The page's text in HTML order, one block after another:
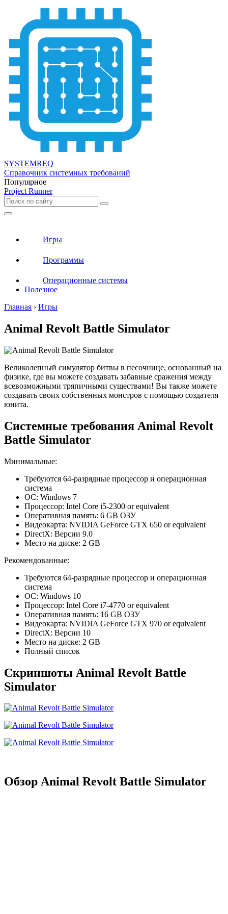
SYSTEMREQ
Справочник системных требований
Популярное
Project Runner
Игры
Программы
Операционные системы
Полезное
Главная › Игры
Animal Revolt Battle Simulator
Великолепный симулятор битвы в песочнице, основанный на
физике, где вы можете создавать забавные сражения между
всевозможными тряпичными существами! Вы также можете
создавать своих собственных монстров с помощью создателя
юнита.
Системные требования Animal Revolt
Battle Simulator
Минимальные:
Требуются 64-разрядные процессор и операционная
система
ОС: Windows 7
Процессор: Intel Core i5-2300 or equivalent
Оперативная память: 6 GB ОЗУ
Видеокарта: NVIDIA GeForce GTX 650 or equivalent
DirectX: Версии 9.0
Место на диске: 2 GB
Рекомендованные:
Требуются 64-разрядные процессор и операционная
система
ОС: Windows 10
Процессор: Intel Core i7-4770 or equivalent
Оперативная память: 16 GB ОЗУ
Видеокарта: NVIDIA GeForce GTX 970 or equivalent
DirectX: Версии 10
Место на диске: 2 GB
Полный список
Скриншоты Animal Revolt Battle
Simulator
Обзор Animal Revolt Battle Simulator